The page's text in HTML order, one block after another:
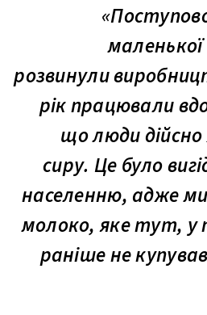
розвинули
рік працювали
що люди
сиру. Це було
населенню, адже
молоко, яке тут, у
раніше не